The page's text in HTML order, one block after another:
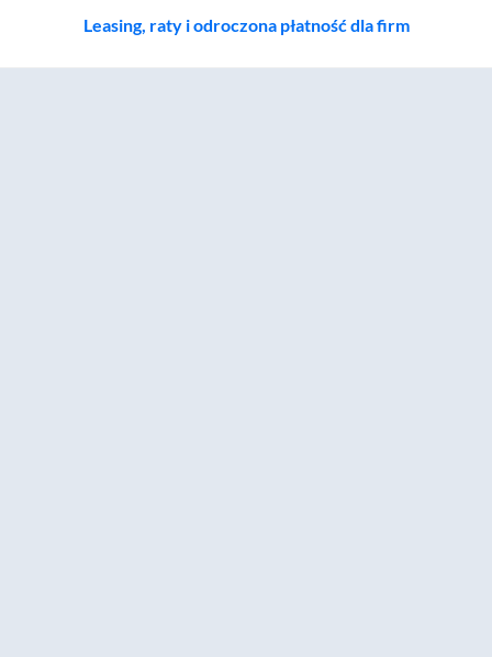
Leasing, raty i odroczona płatność dla firm